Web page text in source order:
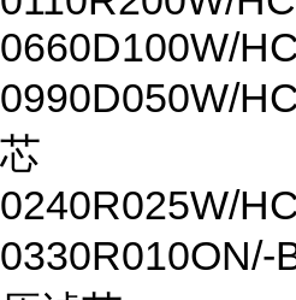
0660D100W/HC
0990D050W/
芯
0240R025W/
0330R010ON/-